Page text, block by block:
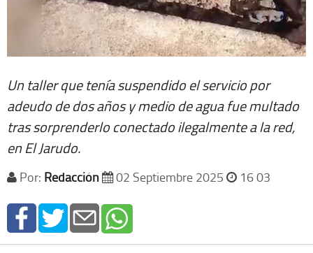
Un taller que tenía suspendido el servicio por
adeudo de dos años y medio de agua fue multado
tras sorprenderlo conectado ilegalmente a la red,
en El Jarudo.
Por: Redacción 02 Septiembre 2025 16 03